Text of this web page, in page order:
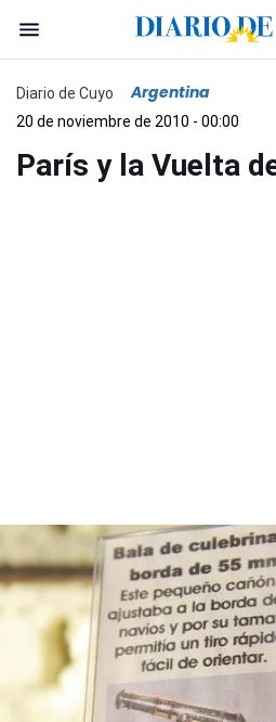
Diario de Cuyo Argentina
20 de noviembre de 2010 - 00:00
París y la Vuelta